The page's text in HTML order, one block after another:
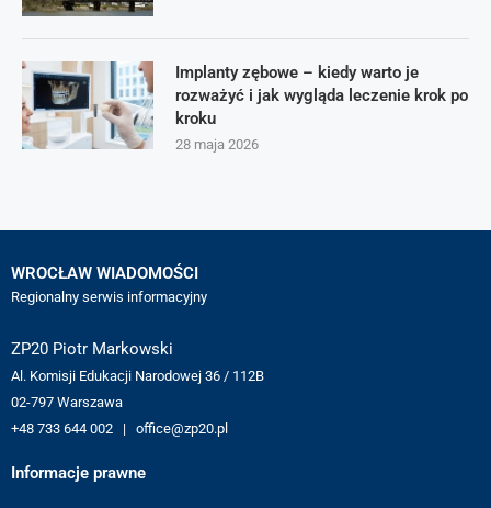
Implanty zębowe – kiedy warto je
rozważyć i jak wygląda leczenie krok po
kroku
28 maja 2026
WROCŁAW WIADOMOŚCI
Regionalny serwis informacyjny
ZP20 Piotr Markowski
Al. Komisji Edukacji Narodowej 36 / 112B
02-797 Warszawa
+48 733 644 002 | office@zp20.pl
Informacje prawne